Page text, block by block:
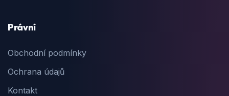
Právní
Obchodní podmínky
Ochrana údajů
Kontakt